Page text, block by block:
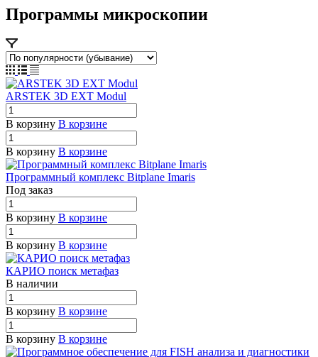
Программы микроскопии
ARSTEK 3D EXT Modul
В корзину В корзине
В корзину В корзине
Программный комплекс Bitplane Imaris
Под заказ
В корзину В корзине
В корзину В корзине
КАРИО поиск метафаз
В наличии
В корзину В корзине
В корзину В корзине